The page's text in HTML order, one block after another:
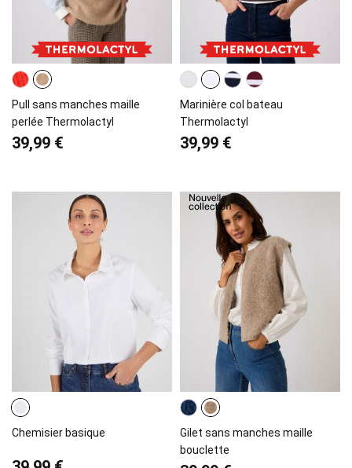
Pull sans manches maille
perlée Thermolactyl
39,99 €
Marinière col bateau
Thermolactyl
39,99 €
Chemisier basique
Gilet sans manches maille
bouclette